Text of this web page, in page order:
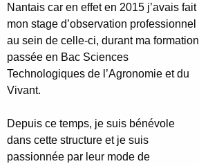
Nantais car en effet en 2015 j’avais fait
mon stage d’observation professionnel
au sein de celle-ci, durant ma formation
passée en Bac Sciences
Technologiques de l’Agronomie et du
Vivant.
Depuis ce temps, je suis bénévole
dans cette structure et je suis
passionnée par leur mode de